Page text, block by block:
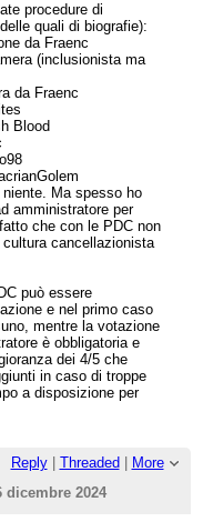
procedure di
quali di biografie):
da Fraenc
(inclusionista ma
da Fraenc
Blood
Ma spesso ho
amministratore per
che con le PDC non
cancellazionista
può essere
e nel primo caso
mentre la votazione
è obbligatoria e
dei 4/5 che
in caso di troppe
a disposizione per
Reply| Threaded
More
dicembre 2024